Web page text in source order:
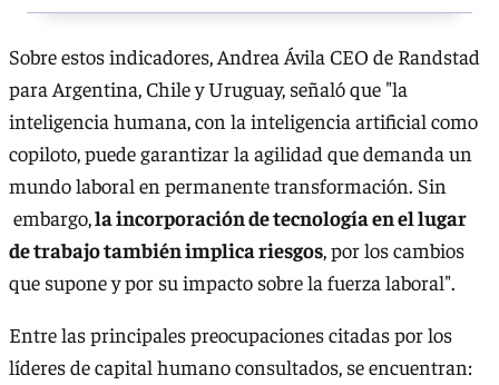
Sobre estos indicadores, Andrea Ávila CEO de Randstad
para Argentina, Chile y Uruguay, señaló que "la
inteligencia humana, con la inteligencia artificial como
copiloto, puede garantizar la agilidad que demanda un
mundo laboral en permanente transformación. Sin
embargo,la incorporación de tecnología en el lugar
de trabajo también implica riesgos, por los cambios
que supone y por su impacto sobre la fuerza laboral".
Entre las principales preocupaciones citadas por los
líderes de capital humano consultados, se encuentran: